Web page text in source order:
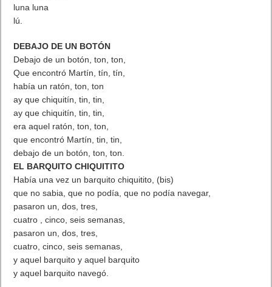
luna luna
lú.
DEBAJO DE UN BOTÓN
Debajo de un botón, ton, ton,
Que encontró Martín, tín, tín,
había un ratón, ton, ton
ay que chiquitín, tin, tin,
ay que chiquitín, tin, tin,
era aquel ratón, ton, ton,
que encontró Martín, tin, tin,
debajo de un botón, ton, ton.
EL BARQUITO CHIQUITITO
Había una vez un barquito chiquitito, (bis)
que no sabia, que no podía, que no podía navegar,
pasaron un, dos, tres,
cuatro , cinco, seis semanas,
pasaron un, dos, tres,
cuatro, cinco, seis semanas,
y aquel barquito y aquel barquito
y aquel barquito navegó.